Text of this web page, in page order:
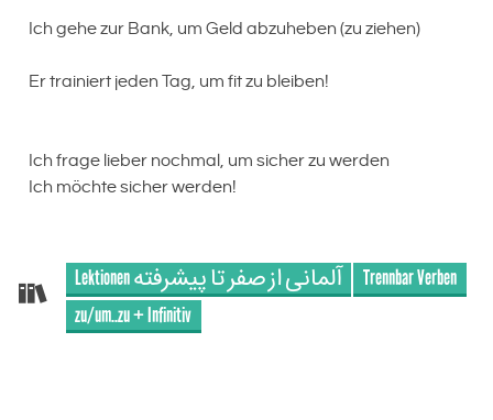
Ich gehe zur Bank, um Geld abzuheben (zu ziehen)
Er trainiert jeden Tag, um fit zu bleiben!
Ich frage lieber nochmal, um sicher zu werden
Ich möchte sicher werden!
Lektionen آلمانی‌ از صفر تا پیشرفته
Trennbar Verben
zu/um..zu + Infinitiv